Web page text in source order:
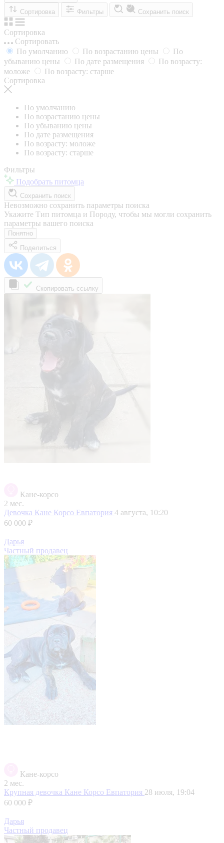
Сортировка
Фильтры Сохранить поиск
Сортировка
Сортировать
По умолчанию
По возрастанию цены
По
убыванию цены
По дате размещения
По возрасту:
моложе
По возрасту: старше
Сортировка
По умолчанию
По возрастанию цены
По убыванию цены
По дате размещения
По возрасту: моложе
По возрасту: старше
Фильтры
Подобрать питомца
Сохранить поиск
Невозможно сохранить параметры поиска
Укажите Тип питомца и Породу, чтобы мы могли сохранить
параметры вашего поиска
Понятно
Поделиться
Скопировать ссылку
Кане-корсо
2 мес.
Девочка Кане Корсо Евпатория 4 августа, 10:20
60 000 ₽
Дарья
Частный продавец
Кане-корсо
2 мес.
Крупная девочка Кане Корсо Евпатория 28 июля, 19:04
60 000 ₽
Дарья
Частный продавец